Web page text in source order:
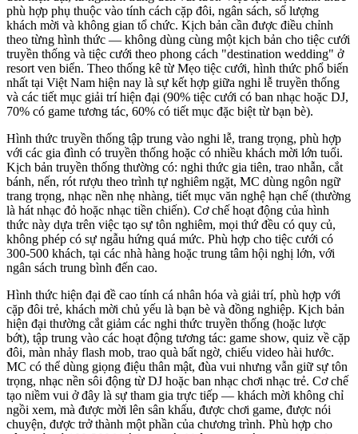
phù hợp phụ thuộc vào tính cách cặp đôi, ngân sách, số lượng
khách mời và không gian tổ chức. Kịch bản cần được điều chỉnh
theo từng hình thức — không dùng cùng một kịch bản cho tiệc cưới
truyền thống và tiệc cưới theo phong cách "destination wedding" ở
resort ven biển. Theo thống kê từ Mẹo tiệc cưới, hình thức phổ biến
nhất tại Việt Nam hiện nay là sự kết hợp giữa nghi lễ truyền thống
và các tiết mục giải trí hiện đại (90% tiệc cưới có ban nhạc hoặc DJ,
70% có game tương tác, 60% có tiết mục đặc biệt từ bạn bè).
Hình thức truyền thống tập trung vào nghi lễ, trang trọng, phù hợp
với các gia đình có truyền thống hoặc có nhiều khách mời lớn tuổi.
Kịch bản truyền thống thường có: nghi thức gia tiên, trao nhẫn, cắt
bánh, nến, rót rượu theo trình tự nghiêm ngặt, MC dùng ngôn ngữ
trang trọng, nhạc nền nhẹ nhàng, tiết mục văn nghệ hạn chế (thường
là hát nhạc đỏ hoặc nhạc tiền chiến). Cơ chế hoạt động của hình
thức này dựa trên việc tạo sự tôn nghiêm, mọi thứ đều có quy củ,
không phép có sự ngẫu hứng quá mức. Phù hợp cho tiệc cưới có
300-500 khách, tại các nhà hàng hoặc trung tâm hội nghị lớn, với
ngân sách trung bình đến cao.
Hình thức hiện đại đề cao tính cá nhân hóa và giải trí, phù hợp với
cặp đôi trẻ, khách mời chủ yếu là bạn bè và đồng nghiệp. Kịch bản
hiện đại thường cắt giảm các nghi thức truyền thống (hoặc lược
bớt), tập trung vào các hoạt động tương tác: game show, quiz về cặp
đôi, màn nhảy flash mob, trao quà bất ngờ, chiếu video hài hước.
MC có thể dùng giọng điệu thân mật, đùa vui nhưng vẫn giữ sự tôn
trọng, nhạc nền sôi động từ DJ hoặc ban nhạc chơi nhạc trẻ. Cơ chế
tạo niềm vui ở đây là sự tham gia trực tiếp — khách mời không chỉ
ngồi xem, mà được mời lên sân khấu, được chơi game, được nói
chuyện, được trở thành một phần của chương trình. Phù hợp cho